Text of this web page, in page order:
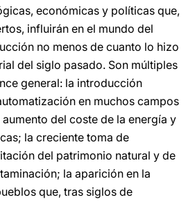
económicas y políticas que,
influirán en el mundo del
no menos de cuanto lo hizo
del siglo pasado. Son múltiples
general: la introducción
en muchos campos
del coste de la energía y
la creciente toma de
del patrimonio natural y de
la aparición en la
que, tras siglos de